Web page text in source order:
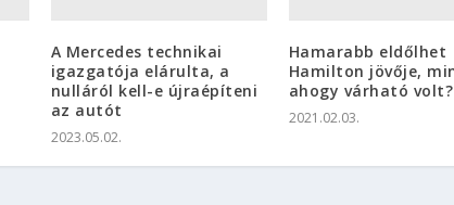
A Mercedes technikai
igazgatója elárulta, a
nulláról kell-e újraépíteni
az autót
2023.05.02.
Hamarabb eldőlhet
Hamilton jövője,
ahogy várható volt?
2021.02.03.